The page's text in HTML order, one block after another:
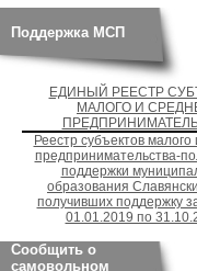
Поддержка МСП
ЕДИНЫЙ РЕЕСТР
МАЛОГО И
Реестр субъектов малого
предпринимательства-
поддержки
образования
получивших поддержку
01.01.2019 по
Сообщить о
самовольном